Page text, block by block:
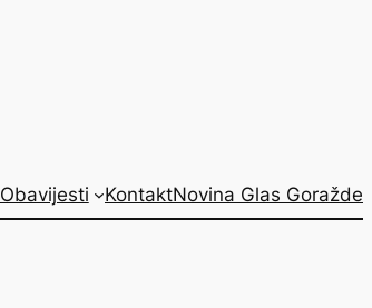
Obavijesti KontaktNovina Glas Goražde